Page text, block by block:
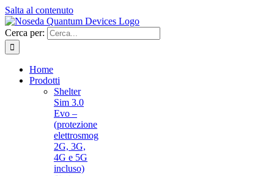
Salta al contenuto
Cerca per:
Home
Prodotti
Shelter
Sim 3.0
Evo –
(protezione
elettrosmog
2G, 3G,
4G e 5G
incluso)